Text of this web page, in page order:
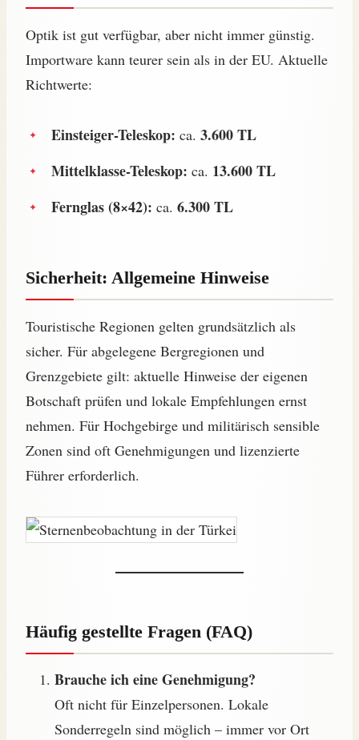
Optik ist gut verfügbar, aber nicht immer günstig.
Importware kann teurer sein als in der EU. Aktuelle
Richtwerte:
Einsteiger-Teleskop: ca. 3.600 TL
Mittelklasse-Teleskop: ca. 13.600 TL
Fernglas (8×42): ca. 6.300 TL
Sicherheit: Allgemeine Hinweise
Touristische Regionen gelten grundsätzlich als
sicher. Für abgelegene Bergregionen und
Grenzgebiete gilt: aktuelle Hinweise der eigenen
Botschaft prüfen und lokale Empfehlungen ernst
nehmen. Für Hochgebirge und militärisch sensible
Zonen sind oft Genehmigungen und lizenzierte
Führer erforderlich.
Häufig gestellte Fragen (FAQ)
Brauche ich eine Genehmigung?
Oft nicht für Einzelpersonen. Lokale
Sonderregeln sind möglich – immer vor Ort